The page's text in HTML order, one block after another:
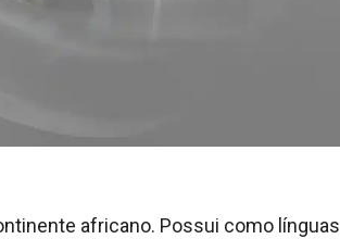
africano. Possui como línguas